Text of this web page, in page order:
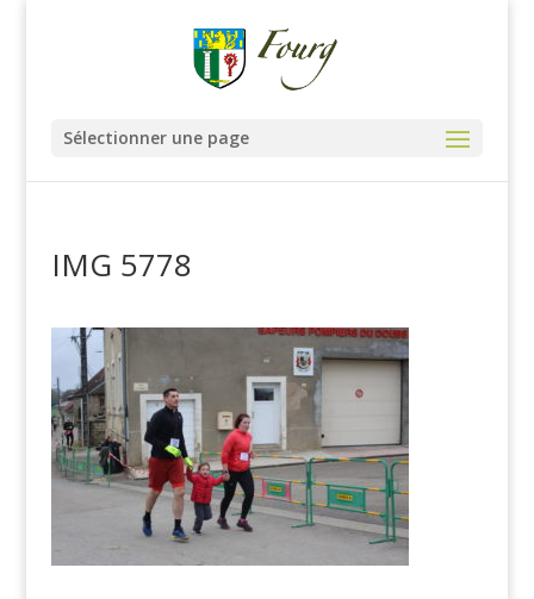
Sélectionner une page
IMG 5778